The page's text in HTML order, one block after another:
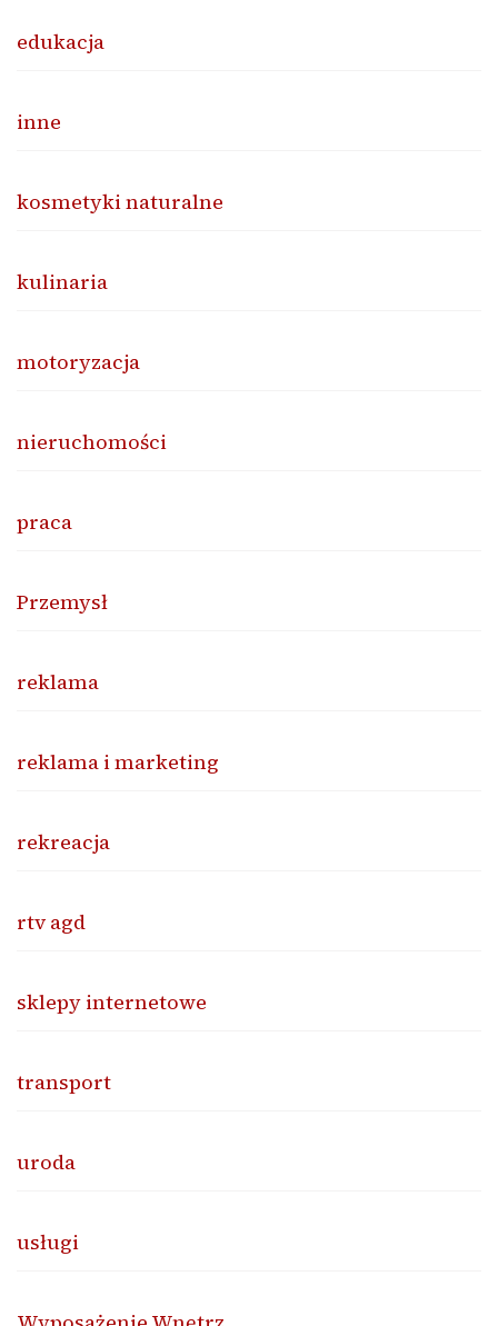
edukacja
inne
kosmetyki naturalne
kulinaria
motoryzacja
nieruchomości
praca
Przemysł
reklama
reklama i marketing
rekreacja
rtv agd
sklepy internetowe
transport
uroda
usługi